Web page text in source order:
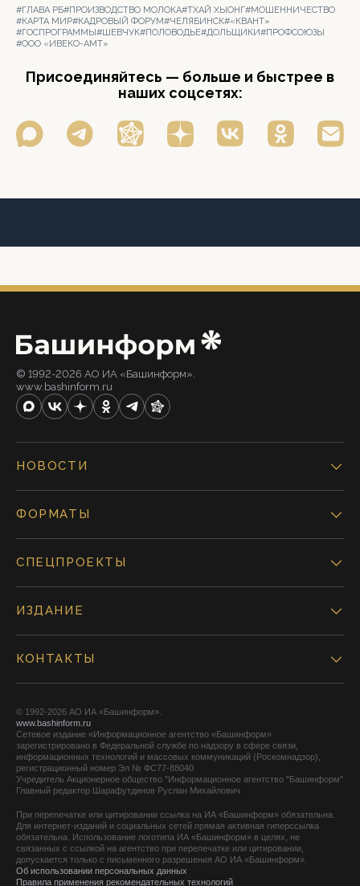
#ГЛАВА РБ#ПРОИЗВОДСТВО МОЛОКА#ТХАЙ ХЫОНГ#МОШЕННИЧЕСТВО
#КАРТА МИР#КАДРОВЫЙ ФОРУМ#ЧЕЛЯБИНСК#«КВАНТ»
#ГОСПРОГРАММЫ#ШЕВЧУК#ПОЛОВОДЬЕ#ДОЛЬЩИКИ#ПРОФСОЮЗЫ
#ООО «ИВЕКО-АМТ»
Присоединяйтесь — больше и быстрее в
наших соцсетях:
© 1992-2026 АО ИА «Башинформ».
www.bashinform.ru
НОВОСТИ
ФОРМАТЫ
СПЕЦПРОЕКТЫ
ИЗДАНИЕ
КОНТАКТЫ
© 1992-2026 АО ИА «Башинформ».
www.bashinform.ru
Сетевое издание «Информационное агентство «Башинформ»
зарегистрировано в Федеральной службе по надзору в сфере связи,
информационных технологий и массовых коммуникаций (Роскомнадзор),
регистрационный номер Эл № ФС77-88040
Учредитель Акционерное общество "Информационное агентство "Башинформ"
Главный редактор Шарафутдинов Руслан Михайлович
При перепечатке или цитировании ссылка на ИА «Башинформ» обязательна.
Для интернет-изданий и социальных сетей прямая активная гиперссылка
обязательна. Использование логотипа ИА «Башинформ» в целях, не
связанных с ссылкой на агентство при перепечатке или цитировании,
допускается только с письменного разрешения АО ИА «Башинформ».
Об использовании персональных данных
Правила применения рекомендательных технологий